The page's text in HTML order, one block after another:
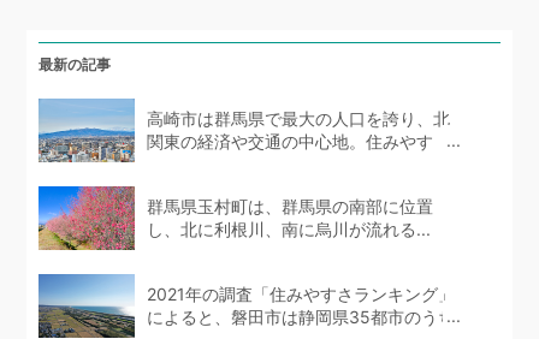
最新の記事
高崎市は群馬県で最大の人口を誇り、北
関東の経済や交通の中心地。住みやす
群馬県玉村町は、群馬県の南部に位置
し、北に利根川、南に烏川が流れる...
2021年の調査「住みやすさランキング」
によると、磐田市は静岡県35都市のうち